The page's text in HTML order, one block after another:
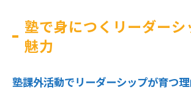
塾で身につくリーダーシ
魅力
塾課外活動でリーダーシップが育つ